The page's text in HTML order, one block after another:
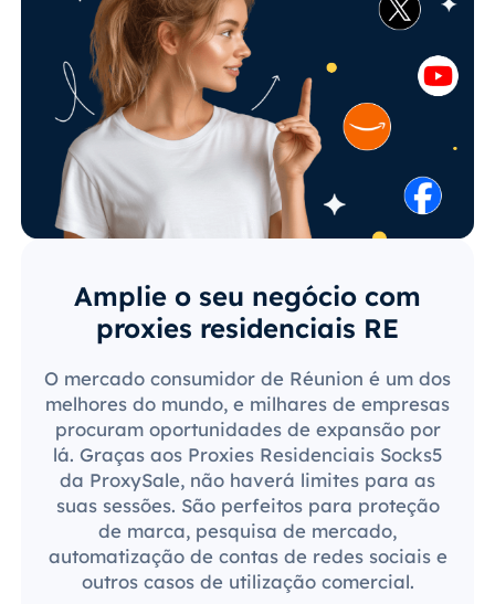
Amplie o seu negócio com
proxies residenciais RE
O mercado consumidor de Réunion é um dos
melhores do mundo, e milhares de empresas
procuram oportunidades de expansão por
lá. Graças aos Proxies Residenciais Socks5
da ProxySale, não haverá limites para as
suas sessões. São perfeitos para proteção
de marca, pesquisa de mercado,
automatização de contas de redes sociais e
outros casos de utilização comercial.